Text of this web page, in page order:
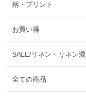
柄・プリント
お買い得
SALE/リネン・リネン混
全ての商品